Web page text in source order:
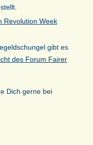
Revolution Week
gibt es
des Forum Fairer
Dich gerne bei